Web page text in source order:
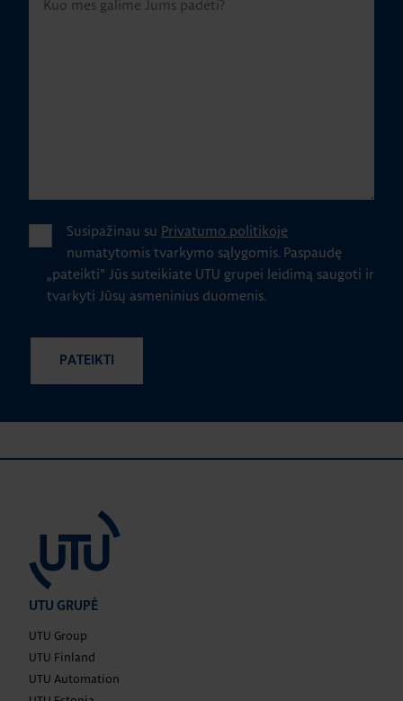
Susipažinau su Privatumo politikoje
numatytomis tvarkymo sąlygomis. Paspaudę
„pateikti" Jūs suteikiate UTU grupei leidimą saugoti ir
tvarkyti Jūsų asmeninius duomenis.
UTU GRUPĖ
UTU Group
UTU Finland
UTU Automation